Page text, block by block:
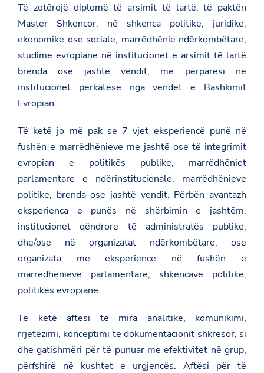
Të zotërojë diplomë të arsimit të lartë, të paktën
Master Shkencor, në shkenca politike, juridike,
ekonomike ose sociale, marrëdhënie ndërkombëtare,
studime evropiane në institucionet e arsimit të lartë
brenda ose jashtë vendit, me përparësi në
institucionet përkatëse nga vendet e Bashkimit
Evropian.
Të ketë jo më pak se 7 vjet eksperiencë punë në
fushën e marrëdhënieve me jashtë ose të integrimit
evropian e politikës publike, marrëdhëniet
parlamentare e ndërinstitucionale, marrëdhënieve
politike, brenda ose jashtë vendit. Përbën avantazh
eksperienca e punës në shërbimin e jashtëm,
institucionet qëndrore të administratës publike,
dhe/ose në organizatat ndërkombëtare, ose
organizata me eksperience në fushën e
marrëdhënieve parlamentare, shkencave politike,
politikës evropiane.
Të ketë aftësi të mira analitike, komunikimi,
rrjetëzimi, konceptimi të dokumentacionit shkresor, si
dhe gatishmëri për të punuar me efektivitet në grup,
përfshirë në kushtet e urgjencës. Aftësi për të